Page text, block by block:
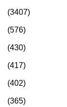
(3407)
(576)
(430)
(417)
(402)
(365)